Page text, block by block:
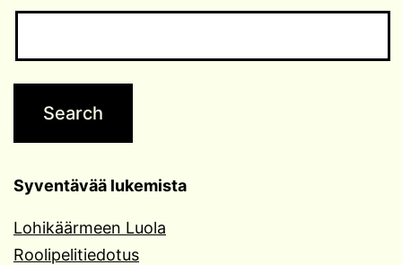
Syventävää lukemista
Lohikäärmeen Luola
Roolipelitiedotus